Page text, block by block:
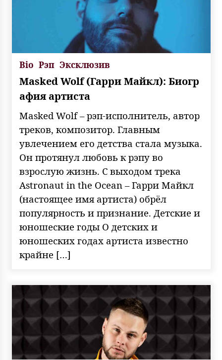
Bio Рэп Эксклюзив
Masked Wolf (Гарри Майкл): Биогр
афия артиста
Masked Wolf – рэп-исполнитель, автор
треков, композитор. Главным
увлечением его детства стала музыка.
Он протянул любовь к рэпу во
взрослую жизнь. С выходом трека
Astronaut in the Ocean – Гарри Майкл
(настоящее имя артиста) обрёл
популярность и признание. Детские и
юношеские годы О детских и
юношеских годах артиста известно
крайне […]